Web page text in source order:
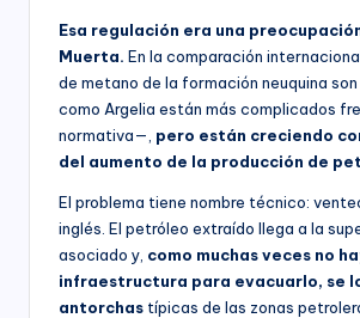
Esa regulación era una
Muerta. En la comparación
de metano de la formación neuquina
como Argelia están más complicados
normativa—, pero están creciendo
del aumento de la producción de
El problema tiene nombre técnico:
inglés. El petróleo extraído llega a la
asociado y, como muchas veces no
infraestructura para evacuarlo, se
antorchas típicas de las zonas